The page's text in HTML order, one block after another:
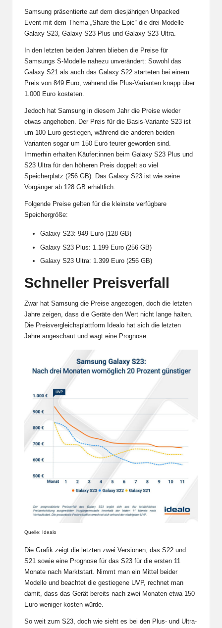
Samsung präsentierte auf dem diesjährigen Unpacked
Event mit dem Thema „Share the Epic“ die drei Modelle
Galaxy S23, Galaxy S23 Plus und Galaxy S23 Ultra.
In den letzten beiden Jahren blieben die Preise für
Samsungs S-Modelle nahezu unverändert: Sowohl das
Galaxy S21 als auch das Galaxy S22 starteten bei einem
Preis von 849 Euro, während die Plus-Varianten knapp über
1.000 Euro kosteten.
Jedoch hat Samsung in diesem Jahr die Preise wieder
etwas angehoben. Der Preis für die Basis-Variante S23 ist
um 100 Euro gestiegen, während die anderen beiden
Varianten sogar um 150 Euro teurer geworden sind.
Immerhin erhalten Käufer:innen beim Galaxy S23 Plus und
S23 Ultra für den höheren Preis doppelt so viel
Speicherplatz (256 GB). Das Galaxy S23 ist wie seine
Vorgänger ab 128 GB erhältlich.
Folgende Preise gelten für die kleinste verfügbare
Speichergröße:
Galaxy S23: 949 Euro (128 GB)
Galaxy S23 Plus: 1.199 Euro (256 GB)
Galaxy S23 Ultra: 1.399 Euro (256 GB)
Schneller Preisverfall
Zwar hat Samsung die Preise angezogen, doch die letzten
Jahre zeigen, dass die Geräte den Wert nicht lange halten.
Die Preisvergleichsplattform Idealo hat sich die letzten
Jahre angeschaut und wagt eine Prognose.
Quelle: Idealo
Die Grafik zeigt die letzten zwei Versionen, das S22 und
S21 sowie eine Prognose für das S23 für die ersten 11
Monate nach Marktstart. Nimmt man ein Mittel beider
Modelle und beachtet die gestiegene UVP, rechnet man
damit, dass das Gerät bereits nach zwei Monaten etwa 150
Euro weniger kosten würde.
So weit zum S23, doch wie sieht es bei den Plus- und Ultra-